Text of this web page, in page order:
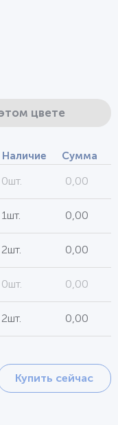
цвете
Наличие Сумма
0шт. 0,00
1шт. 0,00
2шт. 0,00
0шт. 0,00
2шт. 0,00
Купить сейчас